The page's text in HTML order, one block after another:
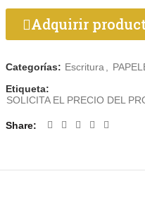
Adquirir
Categorías: Escritura
Etiqueta:
SOLICITA EL PRECIO DEL
Share